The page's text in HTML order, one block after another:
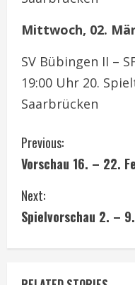
Mittwoch, 02.
SV Bübingen II –
19:00 Uhr 20.
Saarbrücken
C
o
n
Previous:
Vorschau 16. – 22.
Next:
Spielvorschau 2. –